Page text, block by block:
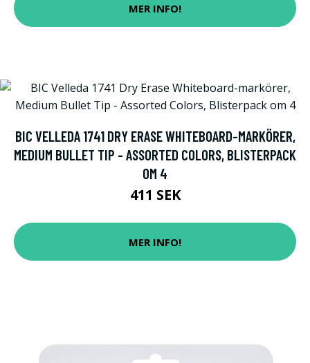
MER INFO!
BIC VELLEDA 1741 DRY ERASE WHITEBOARD-MARKÖRER,
MEDIUM BULLET TIP - ASSORTED COLORS, BLISTERPACK
OM 4
411 SEK
MER INFO!